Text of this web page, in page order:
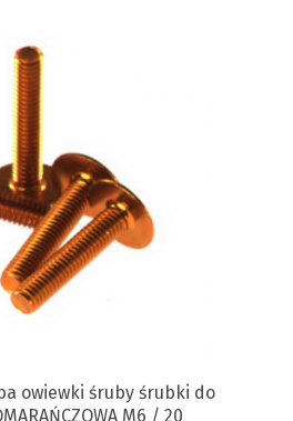
owiewki śruby śrubki do
M6 / 20